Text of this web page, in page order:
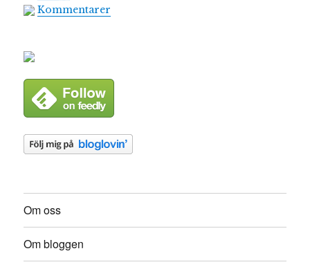
Kommentarer
Om oss
Om bloggen